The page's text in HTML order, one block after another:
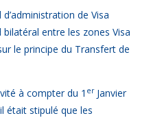
de Visa
entre les zones Visa
le principe du Transfert de
à compter du 1 erJanvier
était stipulé que les